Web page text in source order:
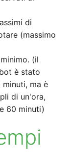
di
(massimo
(il
è stato
ma è
di un'ora,
60 minuti)